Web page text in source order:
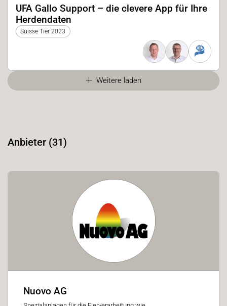
UFA Gallo Support – die clevere App für Ihre
Herdendaten
Suisse Tier 2023
Weitere laden
Anbieter (31)
Nuovo AG